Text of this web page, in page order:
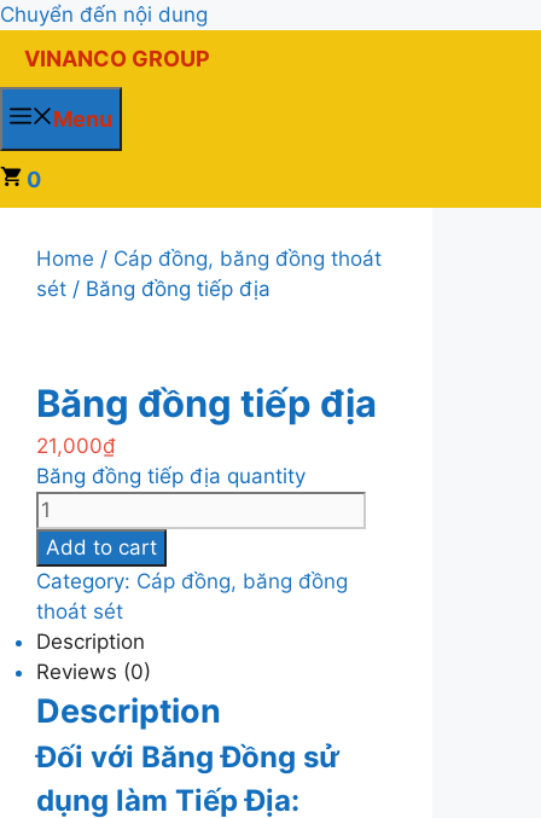
Chuyển đến nội dung
VINANCO GROUP
Menu
0
Home / Cáp đồng, băng đồng thoát
sét / Băng đồng tiếp địa
Băng đồng tiếp địa
21,000₫
Băng đồng tiếp địa quantity
Add to cart
Category: Cáp đồng, băng đồng
thoát sét
Description
Reviews (0)
Description
Đối với Băng Đồng sử
dụng làm Tiếp Địa: